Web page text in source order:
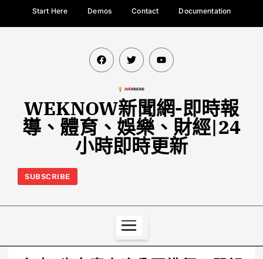
Start Here Demos Contact Documentation
WEKNOW新聞網-即時報
導、體育、娛樂、財經|24
小時即時更新
SUBSCRIBE